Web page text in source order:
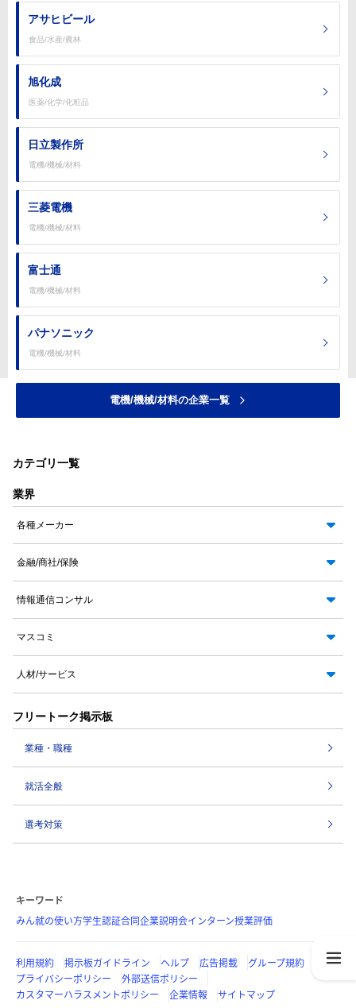
アサヒビール
食品/水産/農林
旭化成
医薬/化学/化粧品
日立製作所
電機/機械/材料
三菱電機
電機/機械/材料
富士通
電機/機械/材料
パナソニック
電機/機械/材料
電機/機械/材料の企業一覧
カテゴリ一覧
業界
各種メーカー
金融/商社/保険
情報通信コンサル
マスコミ
人材/サービス
フリートーク掲示板
業種・職種
就活全般
選考対策
キーワード
みん就の使い方学生認証合同企業説明会インターン授業評価
利用規約 掲示板ガイドライン ヘルプ 広告掲載
グループ規約
プライバシーポリシー
外部送信ポリシー
カスタマーハラスメントポリシー
企業情報 サイトマップ